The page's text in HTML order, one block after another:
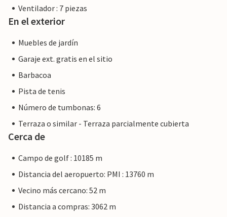
Ventilador : 7 piezas
En el exterior
Muebles de jardín
Garaje ext. gratis en el sitio
Barbacoa
Pista de tenis
Número de tumbonas: 6
Terraza o similar - Terraza parcialmente cubierta
Cerca de
Campo de golf : 10185 m
Distancia del aeropuerto: PMI : 13760 m
Vecino más cercano: 52 m
Distancia a compras: 3062 m